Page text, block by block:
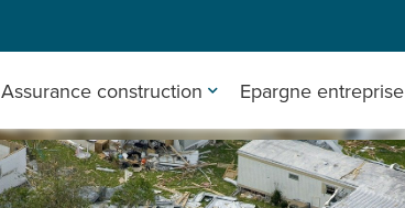
Assurance construction Epargne entreprise